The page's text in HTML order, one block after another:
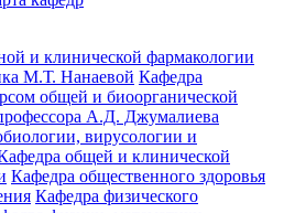
и клинической фармакологии
М.Т. Нанаевой Кафедра
общей и биоорганической
А.Д. Джумалиева
вирусологии и
общей и клинической
Кафедра общественного здоровья
Кафедра физического